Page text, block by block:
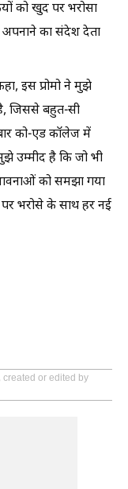
को खुद पर भरोसा
का संदेश देता
इस प्रोमो ने मुझे
जिससे बहुत-सी
को-एड कॉलेज में
उम्मीद है कि जो भी
को समझा गया
भरोसे के साथ हर नई
or edited by